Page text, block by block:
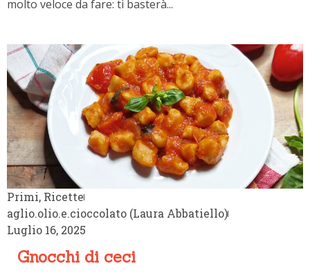
molto veloce da fare: ti basterà...
Primi, Ricette
aglio.olio.e.cioccolato (Laura Abbatiello)
Luglio 16, 2025
Gnocchi di ceci